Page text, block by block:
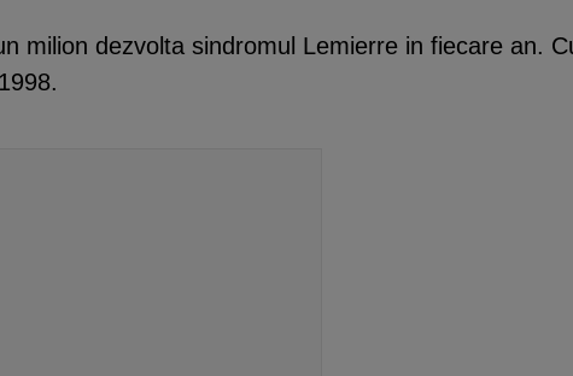
milion dezvolta sindromul Lemierre in fiecare an.